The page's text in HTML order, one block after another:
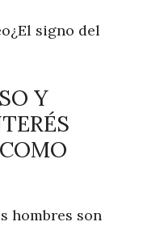
signo del
Y
hombres son